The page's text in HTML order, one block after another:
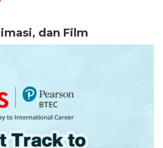
dan Film